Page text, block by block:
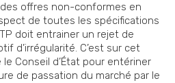
offres non-conformes en
de toutes les spécifications
doit entrainer un rejet de
d’irrégularité. C’est sur cet
Conseil d’État pour entériner
de passation du marché par le